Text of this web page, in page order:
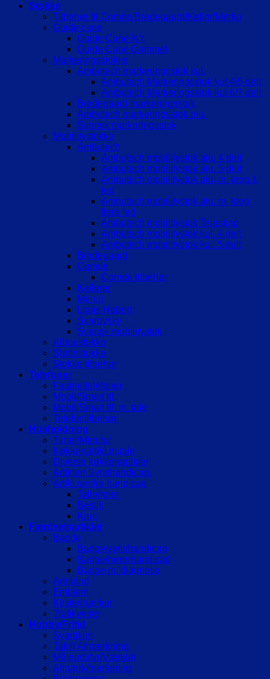
Stokke
Tilbehør til Comde/Bredegaard/Keller/Merko
Guide cane
Guide Cane NY
Guide Cane Gammel
Markeringsstokke
Ambutech markeringsstok kul.
Ambutech Markeringsstok kul 4/5 delt
Ambutech Markeringsstok kul 6/7 delt
Bredegaard markeringsstok
Ambutech markeringsstok alu.
Svensk markeringsstok
Mobilitystokke
Ambutech
Ambutech mobilitystok alu. 4 delt
Ambutech mobilitystok alu. 5 delt
Ambutech mobilitystok alu. m. krog 1
led
Ambutech mobilitystok alu. m. krog
flere led
Ambutech mobilitystok Teleskop
Ambutech mobilitystok kul. 4 delt
Ambutech mobilitystok kul. 5 delt
Bredegaard
Comde
Comde tilbehør
Kellerer
Merco
Louis Hebert
Svarovsky
Svensk mobilitystok
Albuestokke
Støttestokke
Stokke tilbehør
Telefoner
Fastnettelefoner
Mobil/Smart tlf.
Mobil/Smart tlf. m. tale
Telefontilbehør
Husholdning
Timer/Minutur
Køkkenartikl.m.tale
Diverse køkkenartikler
Artikler/ Synshandicap.
Artikl./andre handicap
Tallerkner
Bestik
Krus
Færdselsartikler
Bagde
Badge/synshandicap
Badge/hørerhandicap
Badge m. diagnose
Armbind
Emblem
Klistermærker
Trafikveste
Hobby/Fritid
Syartikler
Taktil Afmærkning
Måleudstyr/Værktøj
Afmærk/markering